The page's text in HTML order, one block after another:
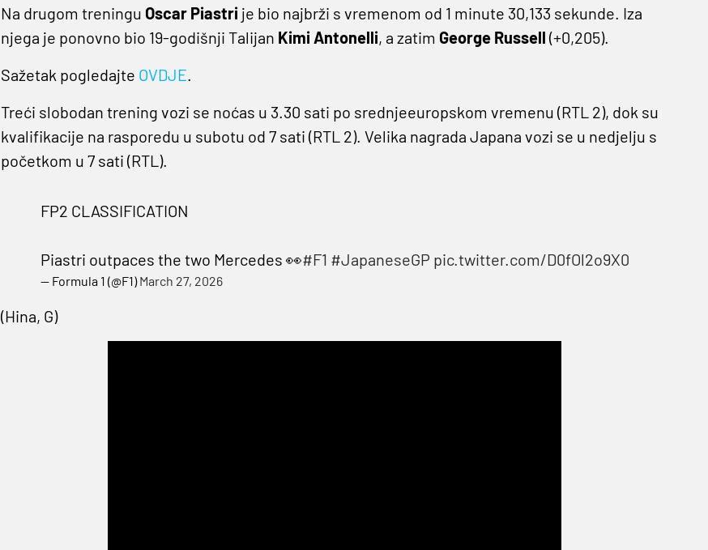
Na drugom treningu Oscar Piastri je bio najbrži s vremenom od 1 minute 30,133 sekunde. Iza
njega je ponovno bio 19-godišnji Talijan Kimi Antonelli, a zatim George Russell (+0,205).
Sažetak pogledajte OVDJE.
Treći slobodan trening vozi se noćas u 3.30 sati po srednjeeuropskom vremenu (RTL 2), dok su
kvalifikacije na rasporedu u subotu od 7 sati (RTL 2). Velika nagrada Japana vozi se u nedjelju s
početkom u 7 sati (RTL).
FP2 CLASSIFICATION
Piastri outpaces the two Mercedes 👀#F1 #JapaneseGP pic.twitter.com/D0fOl2o9X0
— Formula 1 (@F1)March 27, 2026
(Hina, G)